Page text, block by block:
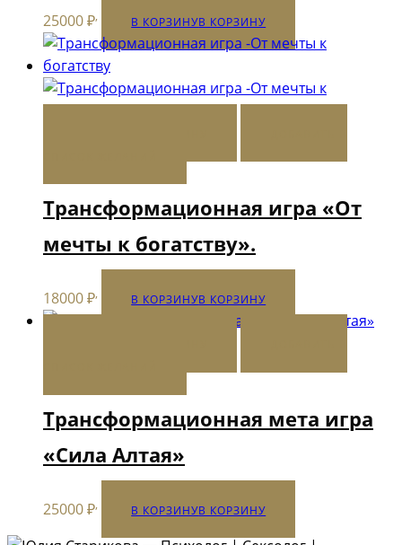
25000₽, В КОРЗИНУВ КОРЗИНУ
Трансформационная игра «От
мечты к богатству».
18000₽, В КОРЗИНУВ КОРЗИНУ
Трансформационная мета игра
«Сила Алтая»
25000₽, В КОРЗИНУВ КОРЗИНУ